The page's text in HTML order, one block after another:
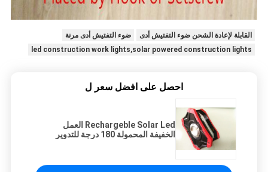
القابلة لإعادة الشحن ضوء التفتيش أدى
ضوء التفتيش أدى مرنة
led construction work lights,solar powered construction lights
احصل على افضل سعر ل
Rechargeble Solar Led العمل
الخفيفة المحمولة 180 درجة للتدوير